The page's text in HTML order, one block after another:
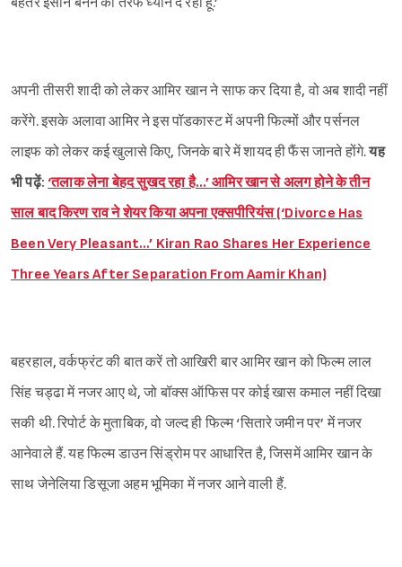
अपनी तीसरी शादी को लेकर आमिर खान ने साफ कर दिया है, वो अब शादी नहीं
करेंगे. इसके अलावा आमिर ने इस पॉडकास्ट में अपनी फिल्मों और पर्सनल
लाइफ को लेकर कई खुलासे किए, जिनके बारे में शायद ही फैंस जानते होंगे.यह
भी पढ़ें: ‘तलाक लेना बेहद सुखद रहा है…’ आमिर खान से अलग होने के तीन
साल बाद किरण राव ने शेयर किया अपना एक्सपीरियंस (‘Divorce Has
Been Very Pleasant…’ Kiran Rao Shares Her Experience
Three Years After Separation From Aamir Khan)
बहरहाल, वर्कफ्रंट की बात करें तो आखिरी बार आमिर खान को फिल्म लाल
सिंह चड्ढा में नजर आए थे, जो बॉक्स ऑफिस पर कोई खास कमाल नहीं दिखा
सकी थी. रिपोर्ट के मुताबिक, वो जल्द ही फिल्म ‘सितारे जमीन पर’ में नजर
आनेवाले हैं. यह फिल्म डाउन सिंड्रोम पर आधारित है, जिसमें आमिर खान के
साथ जेनेलिया डिसूजा अहम भूमिका में नजर आने वाली हैं.